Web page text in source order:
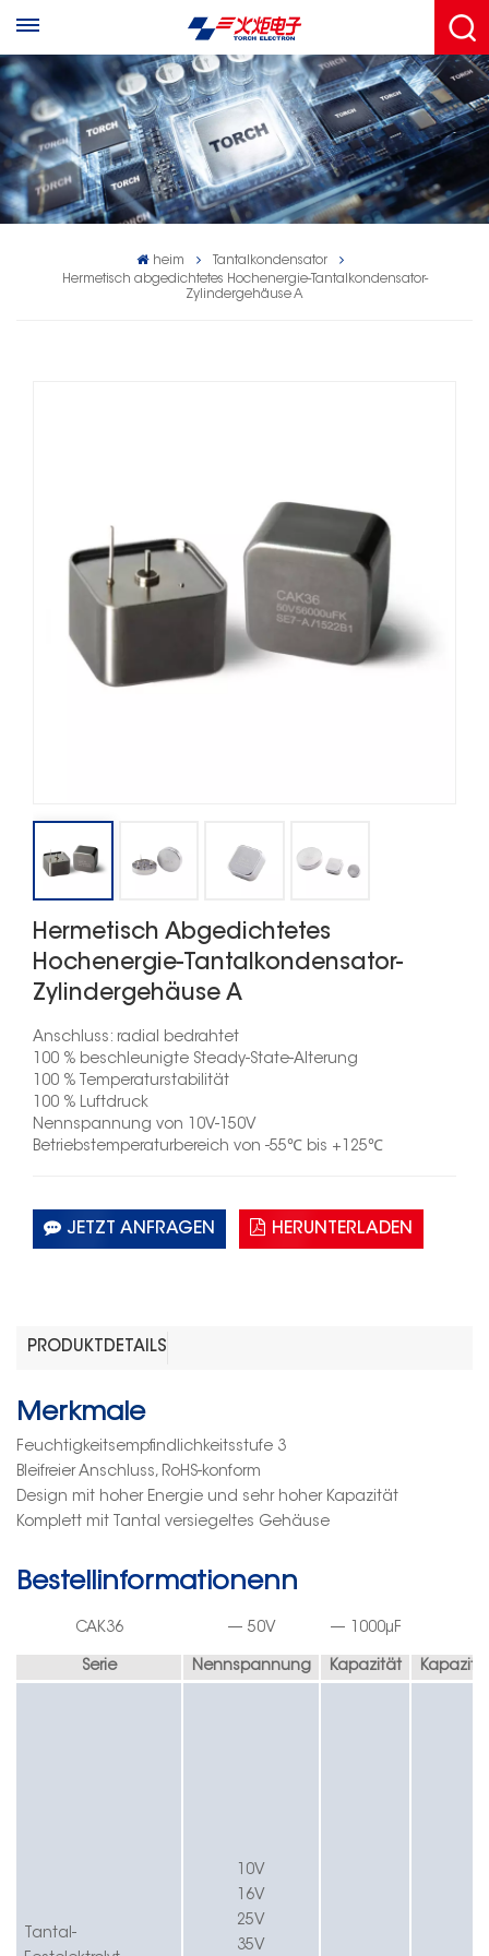
heim
Tantalkondensator
Hermetisch abgedichtetes Hochenergie-Tantalkondensator-
Zylindergehäuse A
Hermetisch Abgedichtetes
Hochenergie-Tantalkondensator-
Zylindergehäuse A
Anschluss: radial bedrahtet
100 % beschleunigte Steady-State-Alterung
100 % Temperaturstabilität
100 % Luftdruck
Nennspannung von 10V-150V
Betriebstemperaturbereich von -55℃ bis +125℃
JETZT ANFRAGEN HERUNTERLADEN
PRODUKTDETAILS
Merkmale
Feuchtigkeitsempfindlichkeitsstufe 3
Bleifreier Anschluss, RoHS-konform
Design mit hoher Energie und sehr hoher Kapazität
Komplett mit Tantal versiegeltes Gehäuse
Bestellinformationenn
CAK36 — 50V — 1000µF
Serie Nennspannung Kapazität
Tantal-
10V
16V
25V
35V